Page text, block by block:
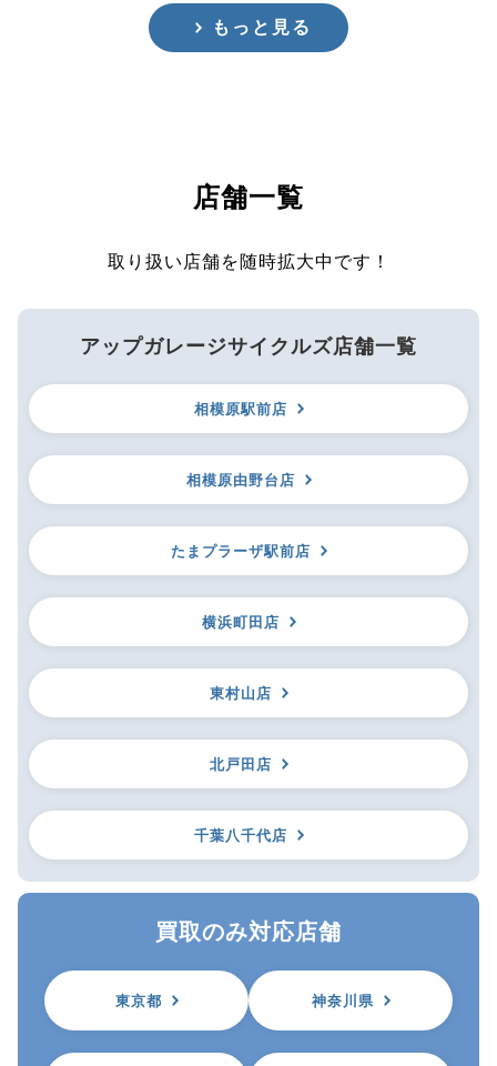
もっと見る
店舗一覧
取り扱い店舗を随時拡大中です！
アップガレージサイクルズ店舗一覧
相模原駅前店
相模原由野台店
たまプラーザ駅前店
横浜町田店
東村山店
北戸田店
千葉八千代店
買取のみ対応店舗
東京都 神奈川県